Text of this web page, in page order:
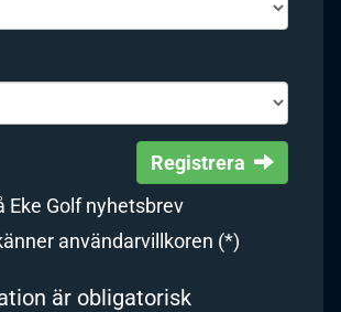
Registrera
Eke Golf nyhetsbrev
användarvillkoren (*)
är obligatorisk